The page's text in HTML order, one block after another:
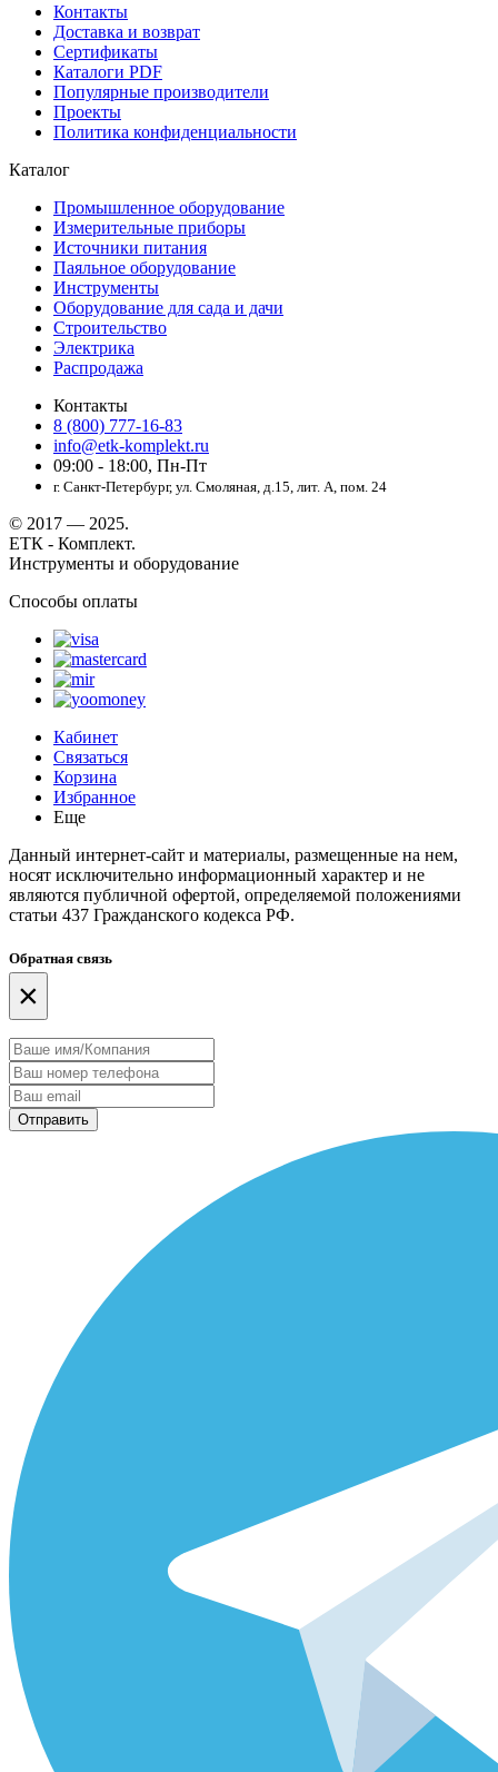
Контакты
Доставка и возврат
Сертификаты
Каталоги PDF
Популярные производители
Проекты
Политика конфиденциальности
Каталог
Промышленное оборудование
Измерительные приборы
Источники питания
Паяльное оборудование
Инструменты
Оборудование для сада и дачи
Строительство
Электрика
Распродажа
Контакты
8 (800) 777-16-83
info@etk-komplekt.ru
09:00 - 18:00, Пн-Пт
г. Санкт-Петербург, ул. Смоляная, д.15, лит. А, пом. 24
© 2017 — 2025.
ЕТК - Комплект.
Инструменты и оборудование
Способы оплаты
Кабинет
Связаться
Корзина
Избранное
Еще
Данный интернет-сайт и материалы, размещенные на нем,
носят исключительно информационный характер и не
являются публичной офертой, определяемой положениями
статьи 437 Гражданского кодекса РФ.
Обратная связь
×
Отправить